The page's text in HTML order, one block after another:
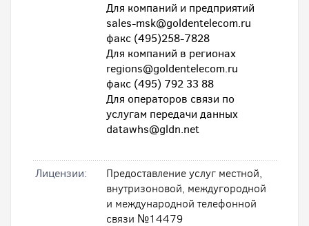
Для компаний и предприятий
sales-msk@goldentelecom.ru
факс (495)258-7828
Для компаний в регионах
regions@goldentelecom.ru
факс (495) 792 33 88
Для операторов связи по
услугам передачи данных
datawhs@gldn.net
Лицензии:
Предоставление услуг местной,
внутризоновой, междугородной
и международной телефонной
связи №14479